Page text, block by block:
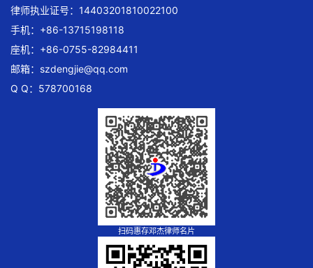
律师执业证号：14403201810022100
手机：+86-13715198118
座机：+86-0755-82984411
邮箱： szdengjie@qq.com
Q Q：578700168
扫码惠存邓杰律师名片